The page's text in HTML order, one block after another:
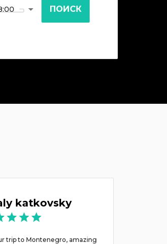
ПОИСК
katkovsky
trip to Montenegro, amazing